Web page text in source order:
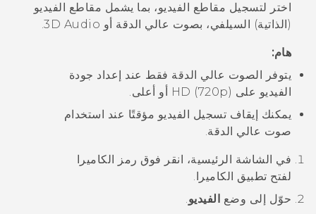
الدعماختر لتسجيل مقاطع الفيديو، بما يشمل مقاطع الفيديو
(الذاتية) السيلفي، بصوت عالي الدقة أو 3D Audio
.
هام:
يتوفر الصوت عالي الدقة فقط عند إعداد جودة
الفيديو على HD (720p) أو أعلى.
يمكنك إيقاف تسجيل الفيديو مؤقتًا عند استخدام
صوت عالي الدقة.
في الشاشة الرئيسية، انقر فوق رمز الكاميرا
لفتح تطبيق الكاميرا .
حوّل إلى وضع
الفيديو.